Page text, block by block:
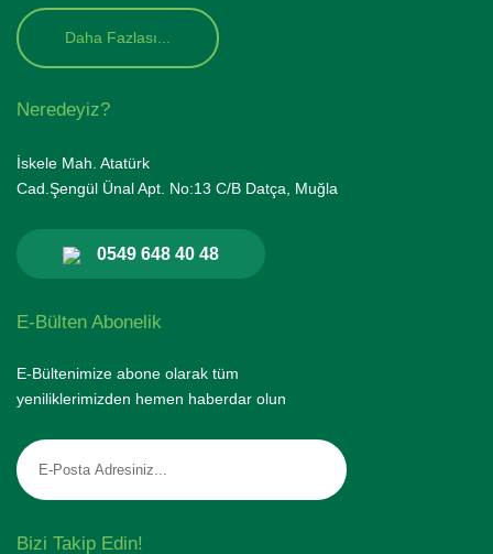
Daha Fazlası...
Neredeyiz?
İskele Mah. Atatürk
Cad.Şengül Ünal Apt. No:13 C/B Datça, Muğla
0549 648 40 48
E-Bülten Abonelik
E-Bültenimize abone olarak tüm
yeniliklerimizden hemen haberdar olun
Bizi Takip Edin!